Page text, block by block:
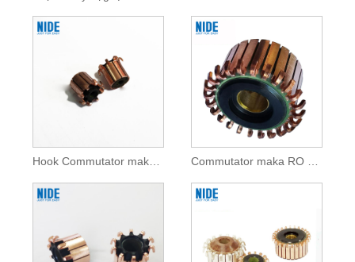
Hook Commutator maka DC moto Commutator maka RO Pump moto